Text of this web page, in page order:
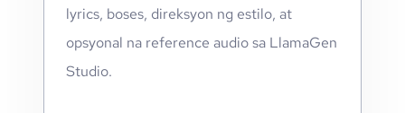
lyrics, boses, direksyon ng estilo, at
opsyonal na reference audio sa LlamaGen
Studio.